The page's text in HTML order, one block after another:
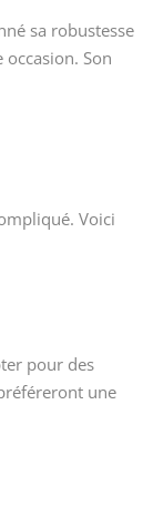
sa robustesse
Son
Voici
pour des
une